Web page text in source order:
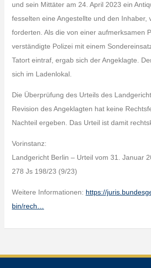
und sein Mittäter am 24. April 2023 ein
fesselten eine Angestellte und den Inhaber,
forderten. Als die von einer aufmerksamen
verständigte Polizei mit einem
Tatort eintraf, ergab sich der Angeklagte.
sich im Ladenlokal.
Die Überprüfung des Urteils des
Revision des Angeklagten hat keine
Nachteil ergeben. Das Urteil ist damit
Vorinstanz:
Landgericht Berlin – Urteil vom 31. Januar
278 Js 198/23 (9/23)
Weitere Informationen: https://
bin/rech…